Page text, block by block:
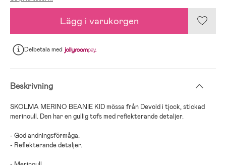
Lägg i varukorgen
Delbetalamed
Beskrivning
SKOLMA MERINO BEANIE KID mössa från Devold i tjock, stickad
merinoull. Den har en gullig tofs med reflekterande detaljer.
- God andningsförmåga.
- Reflekterande detaljer.